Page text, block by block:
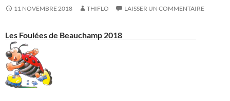
11 NOVEMBRE 2018 THIFLO LAISSER UN COMMENTAIRE
Les Foulées de Beauchamp 2018